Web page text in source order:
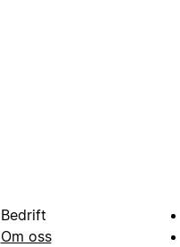
Bedrift
Om oss